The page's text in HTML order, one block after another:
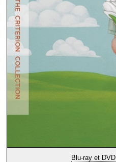
Blu-ray et DVD